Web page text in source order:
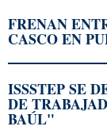
FRENAN
CASCO EN
ISSSTEP SE
DE
BAÚL"